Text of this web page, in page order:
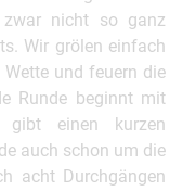
zwar nicht so ganz
Wir grölen einfach
und feuern die
Runde beginnt mit
gibt einen kurzen
auch schon um die
acht Durchgängen